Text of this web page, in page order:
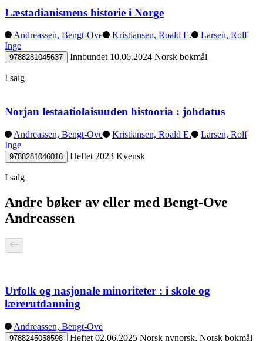
Læstadianismens historie i Norge
Andreassen, Bengt-Ove Kristiansen, Roald E.
Larsen, Rolf
Inge
9788281045637 Innbundet 10.06.2024 Norsk bokmål
I salg
Norjan lestaatiolaisuuđen histooria : johđatus
Andreassen, Bengt-Ove Kristiansen, Roald E.
Larsen, Rolf
Inge
9788281046016 Heftet 2023 Kvensk
I salg
Andre bøker av eller med Bengt-Ove
Andreassen
Urfolk og nasjonale minoriteter : i skole og
lærerutdanning
Andreassen, Bengt-Ove
9788245058598 Heftet 02.06.2025 Norsk nynorsk, Norsk bokmål